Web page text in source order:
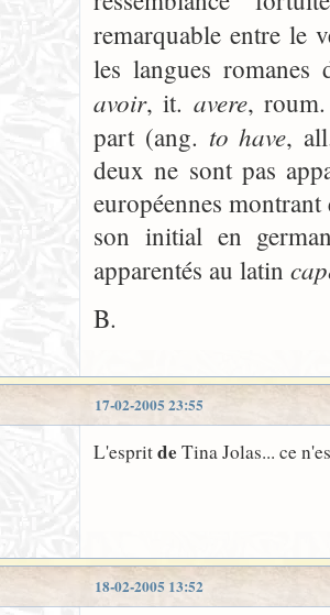
remarquable entre le
les langues
avoir, it. avere,
part (ang. to have,
deux ne sont pas
européennes
son initial en
apparentés au latin
B.
17-02-2005 23:55
L'espritde Tina Jolas... ce
18-02-2005 13:52